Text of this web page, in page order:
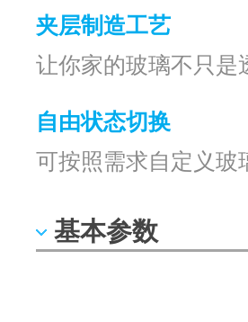
夹层制造工艺
让你家的玻璃不只是
自由状态切换
可按照需求自定义玻
基本参数